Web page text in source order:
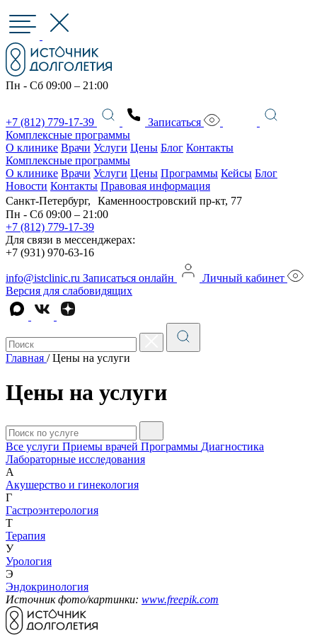
Пн - Сб 09:00 – 21:00
+7 (812) 779-17-39
Записаться
Комплексные программы
О клинике Врачи Услуги Цены Блог Контакты
Комплексные программы
О клинике Врачи Услуги Цены Программы Кейсы Блог
Новости Контакты Правовая информация
Санкт-Петербург, Каменноостровский пр-кт, 77
Пн - Сб 09:00 – 21:00
+7 (812) 779-17-39
Для связи в мессенджерах:
+7 (931) 970-63-16
info@istclinic.ru Записаться онлайн
Личный кабинет
Версия для слабовидящих
Главная / Цены на услуги
Цены на услуги
Все услуги Приемы врачей Программы Диагностика
Лабораторные исследования
А
Акушерство и гинекология
Г
Гастроэнтерология
Т
Терапия
У
Урология
Э
Эндокринология
Источник фото/картинки: www.freepik.com